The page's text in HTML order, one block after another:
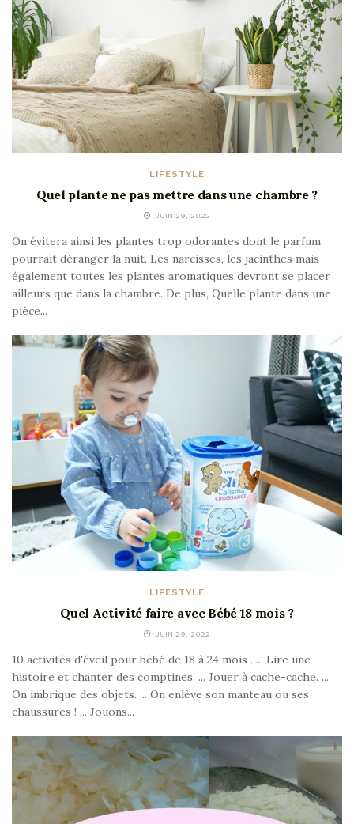
LIFESTYLE
Quel plante ne pas mettre dans une chambre ?
JUIN 29, 2022
On évitera ainsi les plantes trop odorantes dont le parfum
pourrait déranger la nuit. Les narcisses, les jacinthes mais
également toutes les plantes aromatiques devront se placer
ailleurs que dans la chambre. De plus, Quelle plante dans une
pièce...
LIFESTYLE
Quel Activité faire avec Bébé 18 mois ?
JUIN 29, 2022
10 activités d'éveil pour bébé de 18 à 24 mois . ... Lire une
histoire et chanter des comptines. ... Jouer à cache-cache. ...
On imbrique des objets. ... On enlève son manteau ou ses
chaussures ! ... Jouons...